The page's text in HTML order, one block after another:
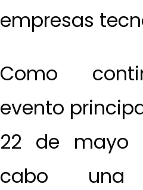
empresas
Como
evento
22 de mayo
cabo